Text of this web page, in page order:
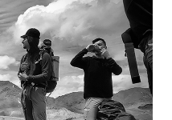
o
k
I
n